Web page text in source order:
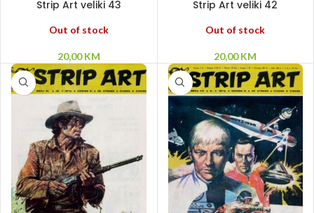
Strip Art veliki 43
Out of stock
20,00KM
Strip Art veliki 42
Out of stock
20,00KM